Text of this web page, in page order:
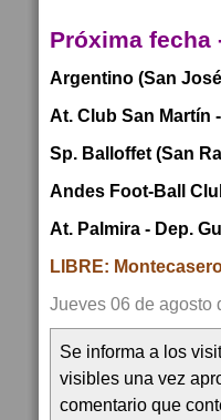
Próxima fecha
Argentino (San
At. Club San Martín
Sp. Balloffet (San
Andes Foot-Ball
At. Palmira - Dep.
LIBRE:
Jueves 06 de agosto
Se informa a los
visibles una vez
comentario que